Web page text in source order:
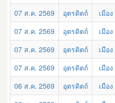
07 ส.ค. 2569
อุตรดิตถ์ เมือง
07 ส.ค. 2569
อุตรดิตถ์ เมือง
07 ส.ค. 2569
อุตรดิตถ์ เมือง
07 ส.ค. 2569
อุตรดิตถ์ เมือง
06 ส.ค. 2569
อุตรดิตถ์ เมือง